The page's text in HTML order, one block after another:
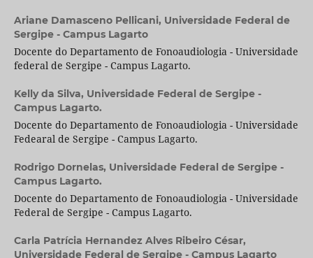
Ariane Damasceno Pellicani, Universidade Federal de
Sergipe - Campus Lagarto
Docente do Departamento de Fonoaudiologia - Universidade
federal de Sergipe - Campus Lagarto.
Kelly da Silva, Universidade Federal de Sergipe -
Campus Lagarto.
Docente do Departamento de Fonoaudiologia - Universidade
Fedearal de Sergipe - Campus Lagarto.
Rodrigo Dornelas, Universidade Federal de Sergipe -
Campus Lagarto.
Docente do Departamento de Fonoaudiologia - Universidade
Federal de Sergipe - Campus Lagarto.
Carla Patrícia Hernandez Alves Ribeiro César,
Universidade Federal de Sergipe - Campus Lagarto